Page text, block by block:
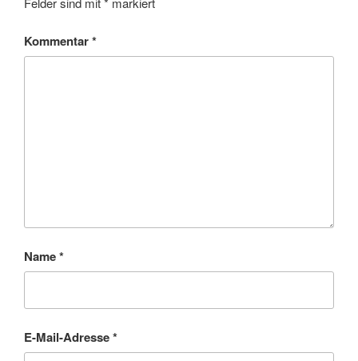
Kommentar*
Name*
E-Mail-Adresse*